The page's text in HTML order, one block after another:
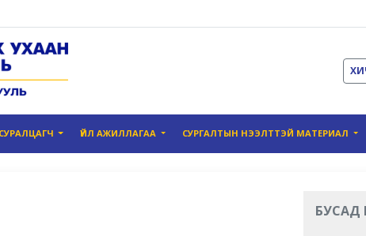
СУРАЛЦАГЧ ҮЙЛ АЖИЛЛАГАА СУРГАЛТЫН НЭЭЛТТЭЙ МАТЕРИАЛ
БУСАД